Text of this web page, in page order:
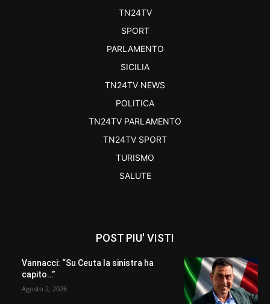
TN24TV
SPORT
PARLAMENTO
SICILIA
TN24TV NEWS
POLITICA
TN24TV PARLAMENTO
TN24TV SPORT
TURISMO
SALUTE
POST PIU' VISTI
Vannacci: “Su Ceuta la sinistra ha
capito…”
Agosto 2, 2026